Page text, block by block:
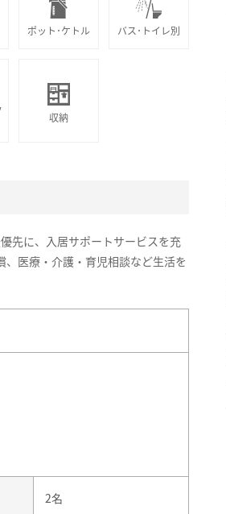
ポット･ケトル バス･トイレ別
収納
先に、入居サポートサービスを充
医療・介護・育児相談など生活を
2名